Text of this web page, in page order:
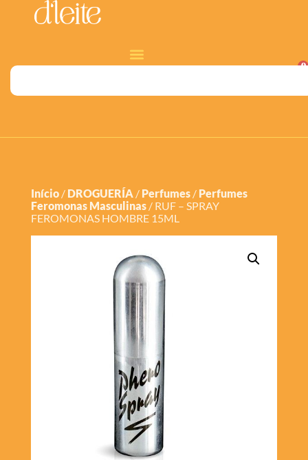
0
Início/ DROGUERÍA / Perfumes/ Perfumes
Feromonas Masculinas/ RUF – SPRAY
FEROMONAS HOMBRE 15ML